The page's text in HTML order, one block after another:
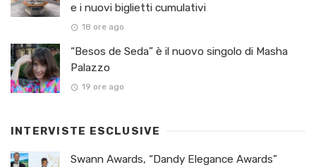
e i nuovi biglietti cumulativi
18 ore ago
“Besos de Seda” è il nuovo singolo di Masha
Palazzo
19 ore ago
INTERVISTE ESCLUSIVE
Swann Awards, “Dandy Elegance Awards”